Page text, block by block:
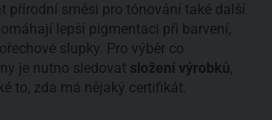
přírodní směsi pro tónování také další
lepší pigmentaci při barvení,
slupky. Pro výběr co
je nutno sledovat složení výrobků,
to, zda má nějaký certifikát.